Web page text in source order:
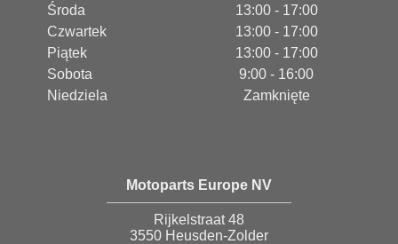
Środa
13:00 - 17:00
Czwartek
13:00 - 17:00
Piątek
13:00 - 17:00
Sobota
9:00 - 16:00
Niedziela
Zamknięte
Motoparts Europe NV
Rijkelstraat 48
3550 Heusden-Zolder